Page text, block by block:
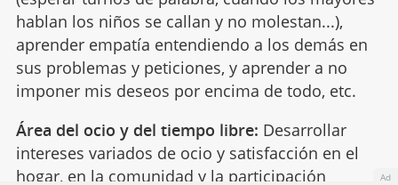
hablan los niños se callan y no molestan...),
aprender empatía entendiendo a los demás en
sus problemas y peticiones, y aprender a no
imponer mis deseos por encima de todo, etc.
Área del ocio y del tiempo libre: Desarrollar
intereses variados de ocio y satisfacción en el
hogar, en la comunidad y la participación
Ad